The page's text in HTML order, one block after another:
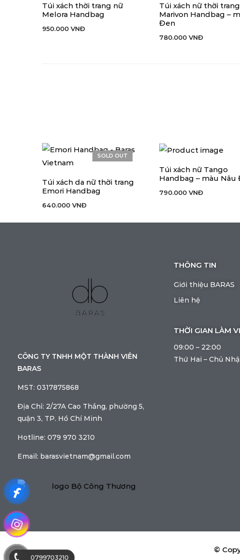
THÊM VÀO GIỎ HÀNG
Túi xách thời trang nữ
Melora Handbag
950.000 VNĐ
THÊM VÀO GIỎ HÀNG
Túi xách nữ thời trang
Marivon Handbag –
Đen
780.000 VNĐ
ĐỌC TIẾP
SOLD OUT
Túi xách da nữ thời trang
Emori Handbag
640.000 VNĐ
THÊM VÀO GIỎ HÀNG
Túi xách nữ Tango
Handbag – màu Nâu
790.000 VNĐ
CÔNG TY TNHH MỘT THÀNH VIÊN
BARAS
MST: 0317875868
Địa Chỉ: 2/27A Cao Thắng, phường 5,
quận 3, TP. Hồ Chí Minh
Hotline: 079 970 3210
Email: barasvietnam@gmail.com
THÔNG TIN
Giới thiệu BARAS
Liên hệ
THỜI GIAN LÀM
09:00 – 22:00
Thứ Hai – Chủ
©
0799703210